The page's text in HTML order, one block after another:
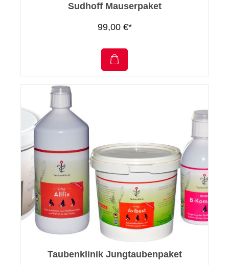
Sudhoff Mauserpaket
99,00 €*
Taubenklinik Jungtaubenpaket